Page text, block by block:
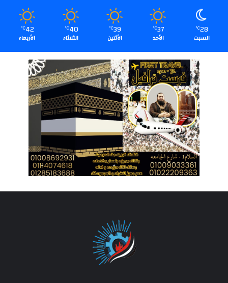
28
℃
السبت
37
℃
الأحد
39
℃
الأثنين
40
℃
الثلاثاء
42
℃
الأربعاء